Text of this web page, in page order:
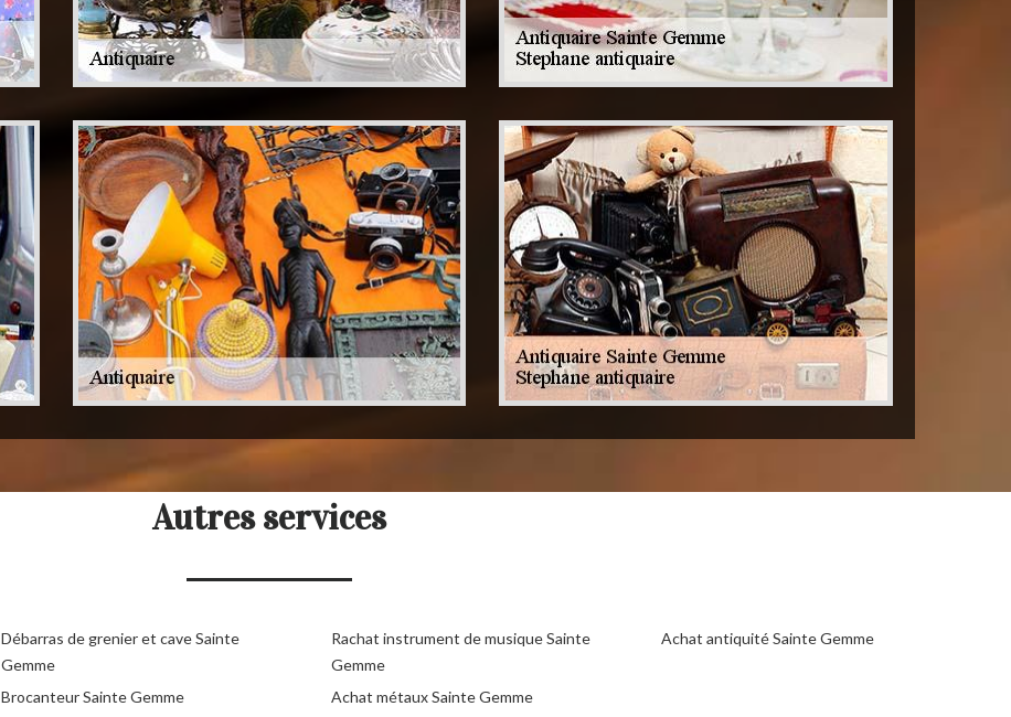
Autres services
Débarras de grenier et cave Sainte
Gemme
Brocanteur Sainte Gemme
Rachat instrument de musique Sainte
Gemme
Achat métaux Sainte Gemme
Achat antiquité Sainte Gemme